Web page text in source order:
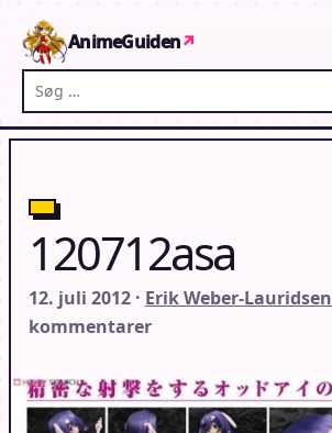
AnimeGuiden↗
Søg på AnimeGuiden
120712asa
12. juli 2012 · Erik Weber-Lauridsen
kommentarer